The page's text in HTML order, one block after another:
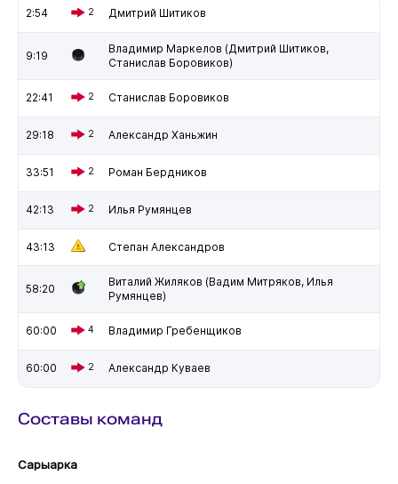
2:54 2 Дмитрий Шитиков
9:19
Владимир Маркелов (Дмитрий Шитиков,
Станислав Боровиков)
22:41 2 Станислав Боровиков
29:18 2 Александр Ханьжин
33:51 2 Роман Бердников
42:13 2 Илья Румянцев
43:13 Степан Александров
58:20
Виталий Жиляков (Вадим Митряков, Илья
Румянцев)
60:00 4 Владимир Гребенщиков
60:00 2 Александр Куваев
Составы команд
Сарыарка